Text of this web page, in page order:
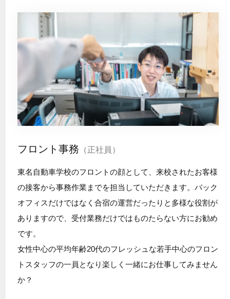
フロント事務 （正社員）
東名自動車学校のフロントの顔として、来校されたお客様
の接客から事務作業までを担当していただきます。バック
オフィスだけではなく合宿の運営だったりと多様な役割が
ありますので、受付業務だけではものたらない方にお勧め
です。
女性中心の平均年齢20代のフレッシュな若手中心のフロン
トスタッフの一員となり楽しく一緒にお仕事してみません
か？